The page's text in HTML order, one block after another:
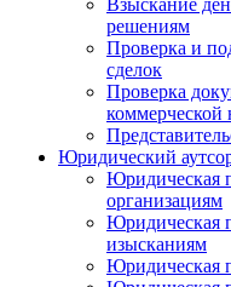
Взыскание
решениям
Проверка и
сделок
Проверка
Юридический
Юридическая
организациям
Юридическая
изысканиям
Юридическая